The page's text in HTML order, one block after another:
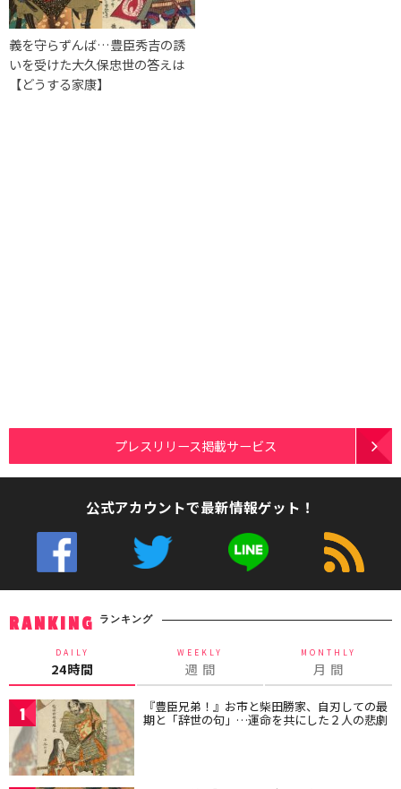
義を守らずんば…豊臣秀吉の誘
いを受けた大久保忠世の答えは
【どうする家康】
プレスリリース掲載サービス
公式アカウントで最新情報ゲット！
RANKING ランキング
DAILY
24時間
WEEKLY
週 間
MONTHLY
月 間
1 『豊臣兄弟！』お市と柴田勝家、自刃しての最
期と「辞世の句」…運命を共にした２人の悲劇